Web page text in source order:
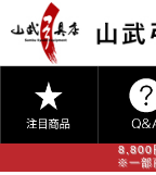
8,800
※一部